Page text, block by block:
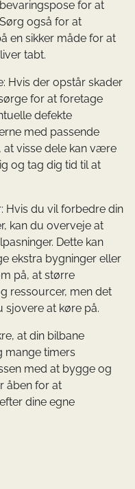
for at
også for at
en sikker måde for at
tabt.
Hvis der opstår skader
for at foretage
defekte
med passende
visse dele kan være
og tag dig tid til at
Hvis du vil forbedre din
kan du overveje at
Dette kan
ekstra bygninger eller
på, at større
ressourcer, men det
sjovere at køre på.
at din bilbane
mange timers
med at bygge og
åben for at
dine egne